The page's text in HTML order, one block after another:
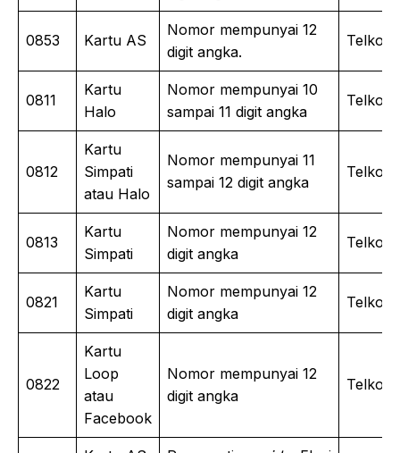
0853 Kartu AS
Nomor mempunyai 12
digit angka.
0811
Kartu
Halo
Nomor mempunyai 10
sampai 11 digit angka
0812
Kartu
Simpati
atau Halo
Nomor mempunyai 11
sampai 12 digit angka
0813
Kartu
Simpati
Nomor mempunyai 12
digit angka
0821
Kartu
Simpati
Nomor mempunyai 12
digit angka
0822
Kartu
Loop
atau
Facebook
Nomor mempunyai 12
digit angka